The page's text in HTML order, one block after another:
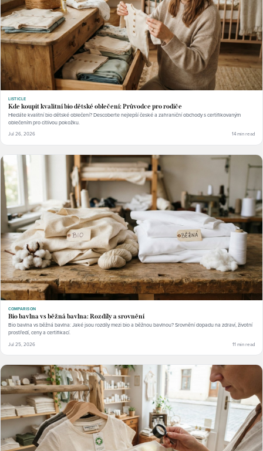
LISTICLE
Kde koupit kvalitní bio dětské oblečení: Průvodce pro rodiče
Hledáte kvalitní bio dětské oblečení? Descoberte nejlepší české a zahraniční obchody s certifikovaným
oblečením pro citlivou pokožku.
Jul 26, 2026 14 min read
COMPARISON
Bio bavlna vs běžná bavlna: Rozdíly a srovnění
Bio bavlna vs běžná bavlna: Jaké jsou rozdíly mezi bio a běžnou bavlnou? Srovnění dopadu na zdraví, životní
prostředí, ceny a certifikací.
Jul 25, 2026 11 min read